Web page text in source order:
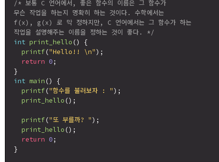
/* 보통 C 언어에서, 좋은 함수의 이름은 그 함수가
무슨 작업을 하는지 명확히 하는 것이다. 수학에서는
f(x), g(x) 로 막 정하지만, C 언어에서는 그 함수가 하는
작업을 설명해주는 이름을 정하는 것이 좋다. */
int print_hello () {
printf ("Hello!! \n");
return 0 ;
int main () {
printf ("함수를 불러보자 : ");
print_hello ();
printf ("또 부를까? ");
print_hello ();
return 0 ;